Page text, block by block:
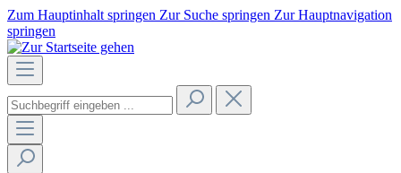
Zum Hauptinhalt springen Zur Suche springen Zur Hauptnavigation
springen